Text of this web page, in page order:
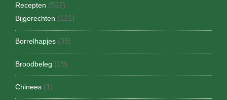
Recepten (537)
Bijgerechten (121)
Borrelhapjes (35)
Broodbeleg (19)
Chinees (1)